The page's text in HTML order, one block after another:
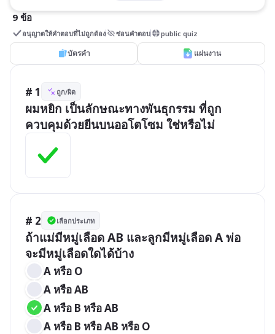
9 ข้อ
อนุญาตให้คำตอบที่ไม่ถูกต้อง ซ่อนคำตอบ public quiz
บัตรคำ แผ่นงาน
# 1 ถูก/ผิด
ผมหยิก เป็นลักษณะทางพันธุกรรม ที่ถูก
ควบคุมด้วยยีนบนออโตโซม ใช่หรือไม่
# 2 เลือกประเภท
ถ้าแม่มีหมู่เลือด AB และลูกมีหมู่เลือด A พ่อ
จะมีหมู่เลือดใดได้บ้าง
A หรือ O
A หรือ AB
A หรือ B หรือ AB
A หรือ B หรือ AB หรือ O